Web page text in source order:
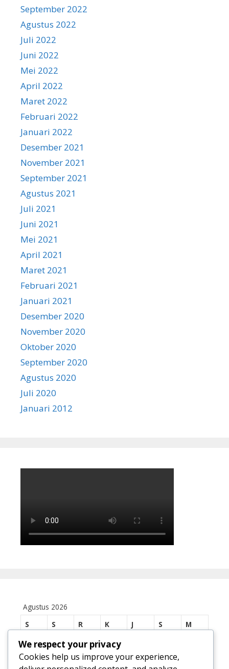
September 2022
Agustus 2022
Juli 2022
Juni 2022
Mei 2022
April 2022
Maret 2022
Februari 2022
Januari 2022
Desember 2021
November 2021
September 2021
Agustus 2021
Juli 2021
Juni 2021
Mei 2021
April 2021
Maret 2021
Februari 2021
Januari 2021
Desember 2020
November 2020
Oktober 2020
September 2020
Agustus 2020
Juli 2020
Januari 2012
Agustus 2026
S
S R K J S
M
3
4 5 6 8
We respect your privacy
Cookies help us improve your experience,